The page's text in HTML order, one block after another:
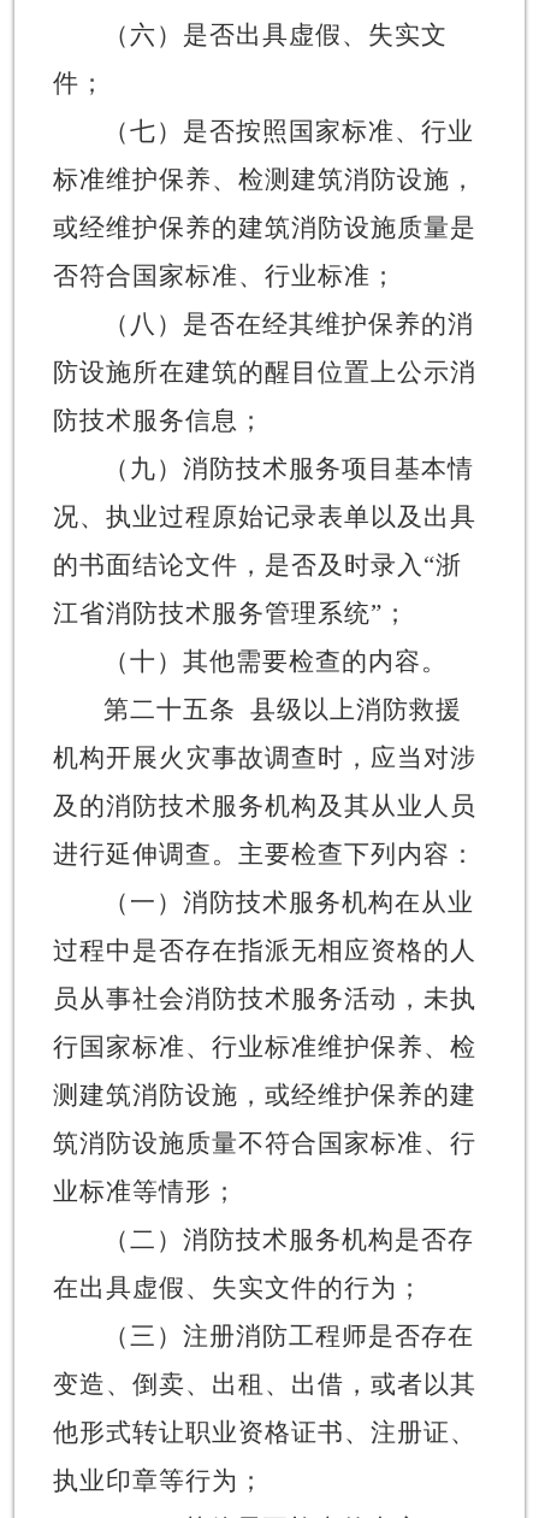
（六）是否出具虚假、失实文
件；
（七）是否按照国家标准、行业
标准维护保养、检测建筑消防设施，
或经维护保养的建筑消防设施质量是
否符合国家标准、行业标准；
（八）是否在经其维护保养的消
防设施所在建筑的醒目位置上公示消
防技术服务信息；
（九）消防技术服务项目基本情
况、 执业过程原始记录表单以及出具
的书面结论文件，是否及时录入 “浙
江省消防技术服务管理系统” ；
（十）其他需要检查的内容。
第二十五条 县级以上消防救援
机构开展火灾事故调查时，应当对涉
及的消防技术服务机构及其从业人员
进行延伸调查。主要检查下列内容：
（一）消防技术服务机构在从业
过程中是否存在指派无相应资格的人
员从事社会消防技术服务活动 ，未执
行国家标准、行业标准维护保养、检
测建筑消防设施，或经维护保养的建
筑消防设施质量不符合国家标准、行
业标准等情形；
（二）消防技术服务机构是否存
在出具虚假、失实文件的行为；
（三）注册消防工程师是否存在
变造、倒卖、出租、出借，或者以其
他形式转让职业资格证书、注册证、
执业印章等行为；